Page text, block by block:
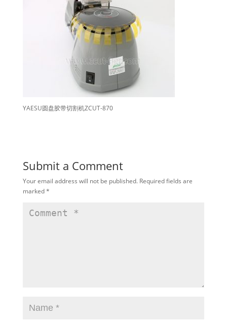
YAESU圆盘胶带切割机ZCUT-870
Submit a Comment
Your email address will not be published. Required fields are
marked*